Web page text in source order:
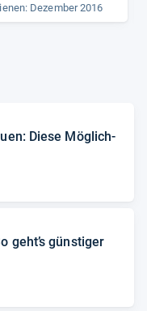
Dezember 2016
Diese Mög­lich­
geht’s güns­ti­ger